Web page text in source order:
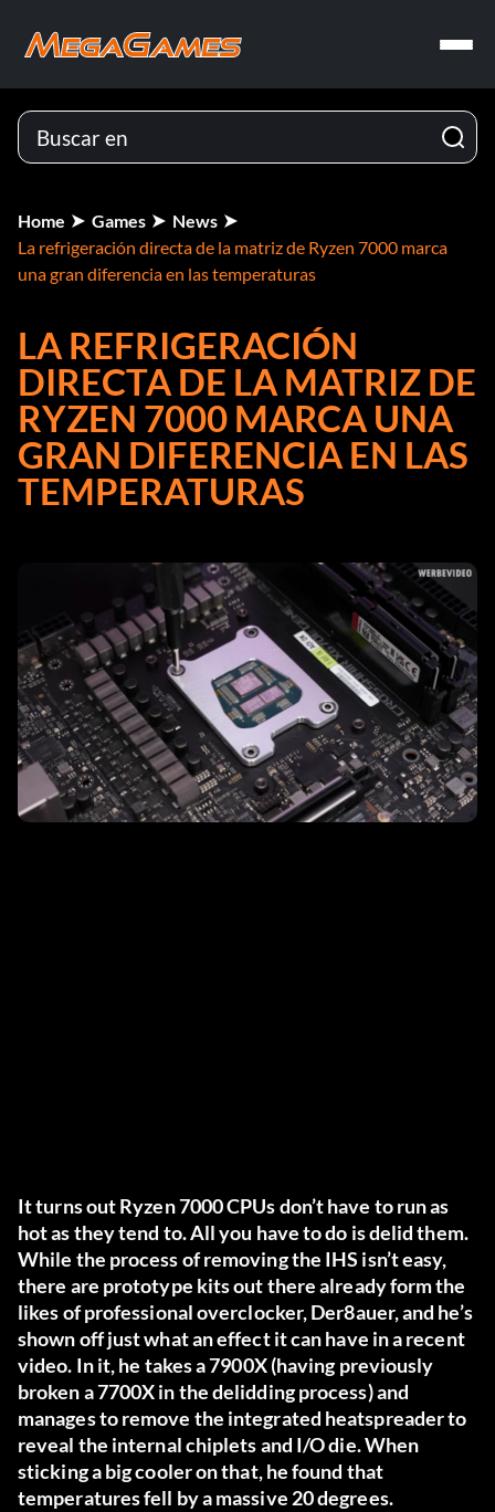
Home Games
News
La refrigeración directa de la matriz de Ryzen 7000 marca
una gran diferencia en las temperaturas
LA REFRIGERACIÓN
DIRECTA DE LA MATRIZ DE
RYZEN 7000 MARCA UNA
GRAN DIFERENCIA EN LAS
TEMPERATURAS
It turns out Ryzen 7000 CPUs don’t have to run as
hot as they tend to. All you have to do is delid them.
While the process of removing the IHS isn’t easy,
there are prototype kits out there already form the
likes of professional overclocker, Der8auer, and he’s
shown off just what an effect it can have in a recent
video. In it, he takes a 7900X (having previously
broken a 7700X in the delidding process) and
manages to remove the integrated heatspreader to
reveal the internal chiplets and I/O die. When
sticking a big cooler on that, he found that
temperatures fell by a massive 20 degrees.